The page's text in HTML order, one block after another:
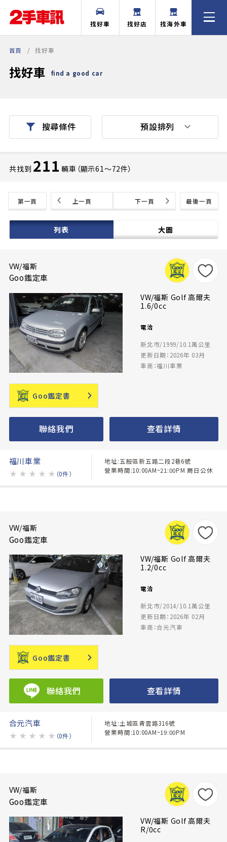
找好車 找好店 找海外車
首頁 找好車
找好車 find a good car
搜尋條件
共找到 211 輛車（顯示61〜72件）
第一頁 最後一頁
上一頁 下一頁
列表 大圖
預設排列
VW/福斯
Goo鑑定車
VW/福斯 Golf 高爾夫
1.6/0cc
電洽
新北市/1999/10.1萬公里
更新日期：2026年 03月
車商：福川車業
Goo鑑定書
聯絡我們 查看詳情
福川車業
★ ★ ★ ★ ★ （0件）
地址:五股區新五路二段2巷6號
營業時間:10:00AM~21:00PM 周日公休
VW/福斯
Goo鑑定車
VW/福斯 Golf 高爾夫
1.2/0cc
電洽
新北市/2014/10.1萬公里
更新日期：2026年 02月
車商：合元汽車
Goo鑑定書
聯絡我們 查看詳情
合元汽車
★ ★ ★ ★ ★ （0件）
地址:土城區青雲路316號
營業時間:10:00AM~19:00PM
VW/福斯
Goo鑑定車
VW/福斯 Golf 高爾夫
R/0cc